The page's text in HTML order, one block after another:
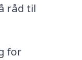
råd til
for